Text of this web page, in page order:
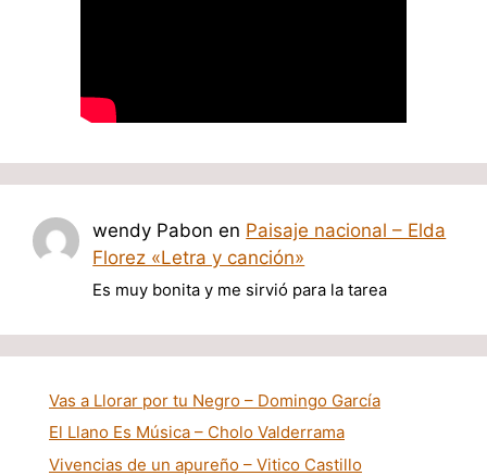
wendy Pabon en Paisaje nacional – Elda
Florez «Letra y canción»
Es muy bonita y me sirvió para la tarea
Vas a Llorar por tu Negro – Domingo García
El Llano Es Música – Cholo Valderrama
Vivencias de un apureño – Vitico Castillo